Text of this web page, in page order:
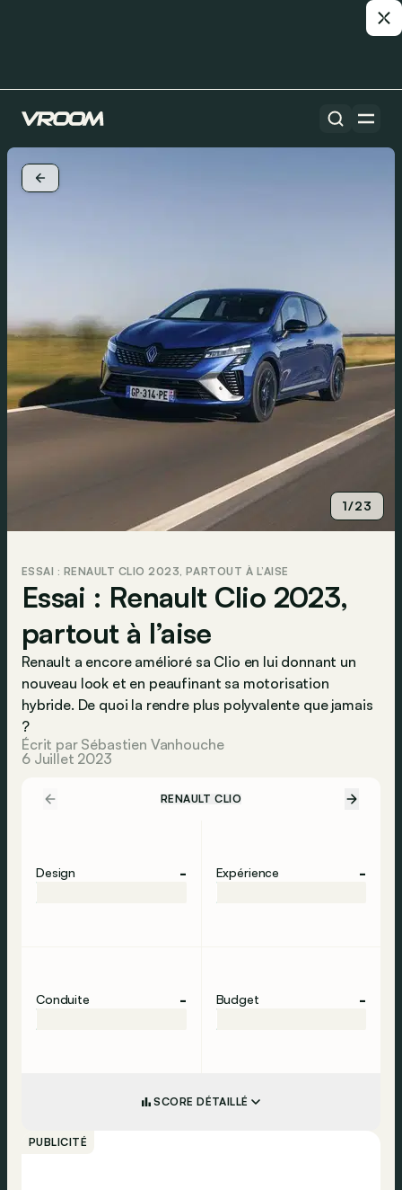
1/23
ESSAI : RENAULT CLIO 2023, PARTOUT À L’AISE
Essai : Renault Clio 2023,
partout à l’aise
Renault a encore amélioré sa Clio en lui donnant un
nouveau look et en peaufinant sa motorisation
hybride. De quoi la rendre plus polyvalente que jamais
?
Écrit par Sébastien Vanhouche
6 Juillet 2023
RENAULT CLIO
Design - Expérience -
Conduite - Budget -
SCORE DÉTAILLÉ
PUBLICITÉ